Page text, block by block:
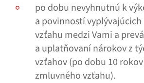
po dobu nevyhnutnú k
a povinností
vzťahu medzi Vami a
a uplatňovaní nárokov z
vzťahov (po dobu 10
zmluvného vzťahu).